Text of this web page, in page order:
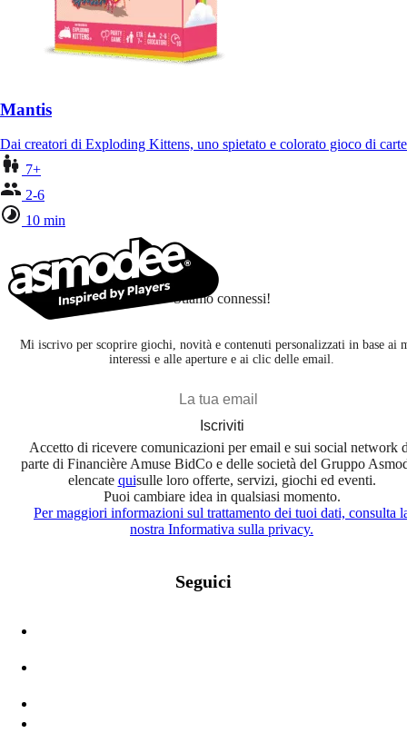
Mantis
Dai creatori di Exploding Kittens, uno spietato e colorato gioco di
7+
2-6
10 min
Stiamo connessi!
Mi iscrivo per scoprire giochi, novità e contenuti personalizzati in base ai
interessi e alle aperture e ai clic delle email.
Iscriviti
Accetto di ricevere comunicazioni per email e sui social network
parte di Financière Amuse BidCo e delle società del Gruppo
elencate quisulle loro offerte, servizi, giochi ed eventi.
Puoi cambiare idea in qualsiasi momento.
Per maggiori informazioni sul trattamento dei tuoi dati, consulta
nostra Informativa sulla privacy.
Seguici